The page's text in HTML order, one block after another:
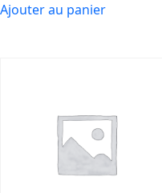
Ajouter au panier